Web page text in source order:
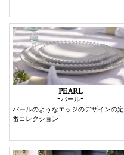
PEARL
ｰパールｰ
パールのようなエッジのデザインの定
番コレクション